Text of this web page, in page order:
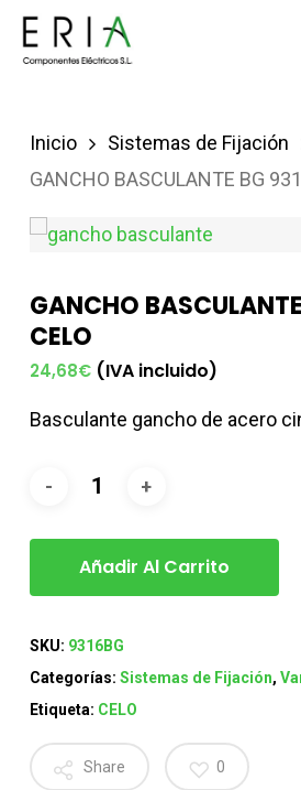
Saltar
Inicio Sistemas de Fijación
GANCHO BASCULANTE BG
GANCHO
CELO
24,68€ (IVA incluido)
Basculante gancho de acero
Añadir Al Carrito
SKU: 9316BG
Categorías: Sistemas de Fijación,
Etiqueta: CELO
Share 0